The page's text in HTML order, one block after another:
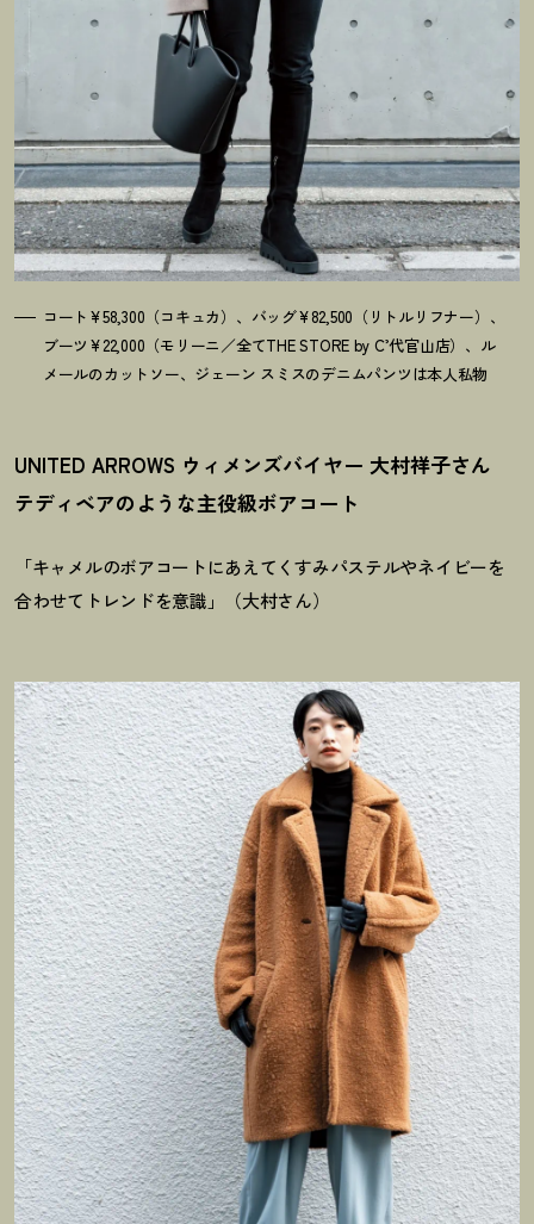
コート¥58,300（コキュカ）、バッグ¥82,500（リトルリフナー）、
ブーツ¥22,000（モリーニ／全てTHE STORE by C’代官山店）、ル
メールのカットソー、ジェーン スミスのデニムパンツは本人私物
UNITED ARROWS ウィメンズバイヤー 大村祥子さん
テディベアのような主役級ボアコート
「キャメルのボアコートにあえてくすみパステルやネイビーを
合わせてトレンドを意識」（大村さん）